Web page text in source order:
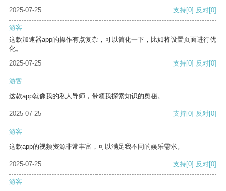
2025-07-25
支持[0] 反对[0]
游客
这款加速器app的操作有点复杂，可以简化一下，比如将设置页面进行优
化。
2025-07-25
支持[0] 反对[0]
游客
这款app就像我的私人导师，带领我探索知识的奥秘。
2025-07-25 支持[0] 反对[0]
游客
这款app的视频资源非常丰富，可以满足我不同的娱乐需求。
2025-07-25 支持[0] 反对[0]
游客